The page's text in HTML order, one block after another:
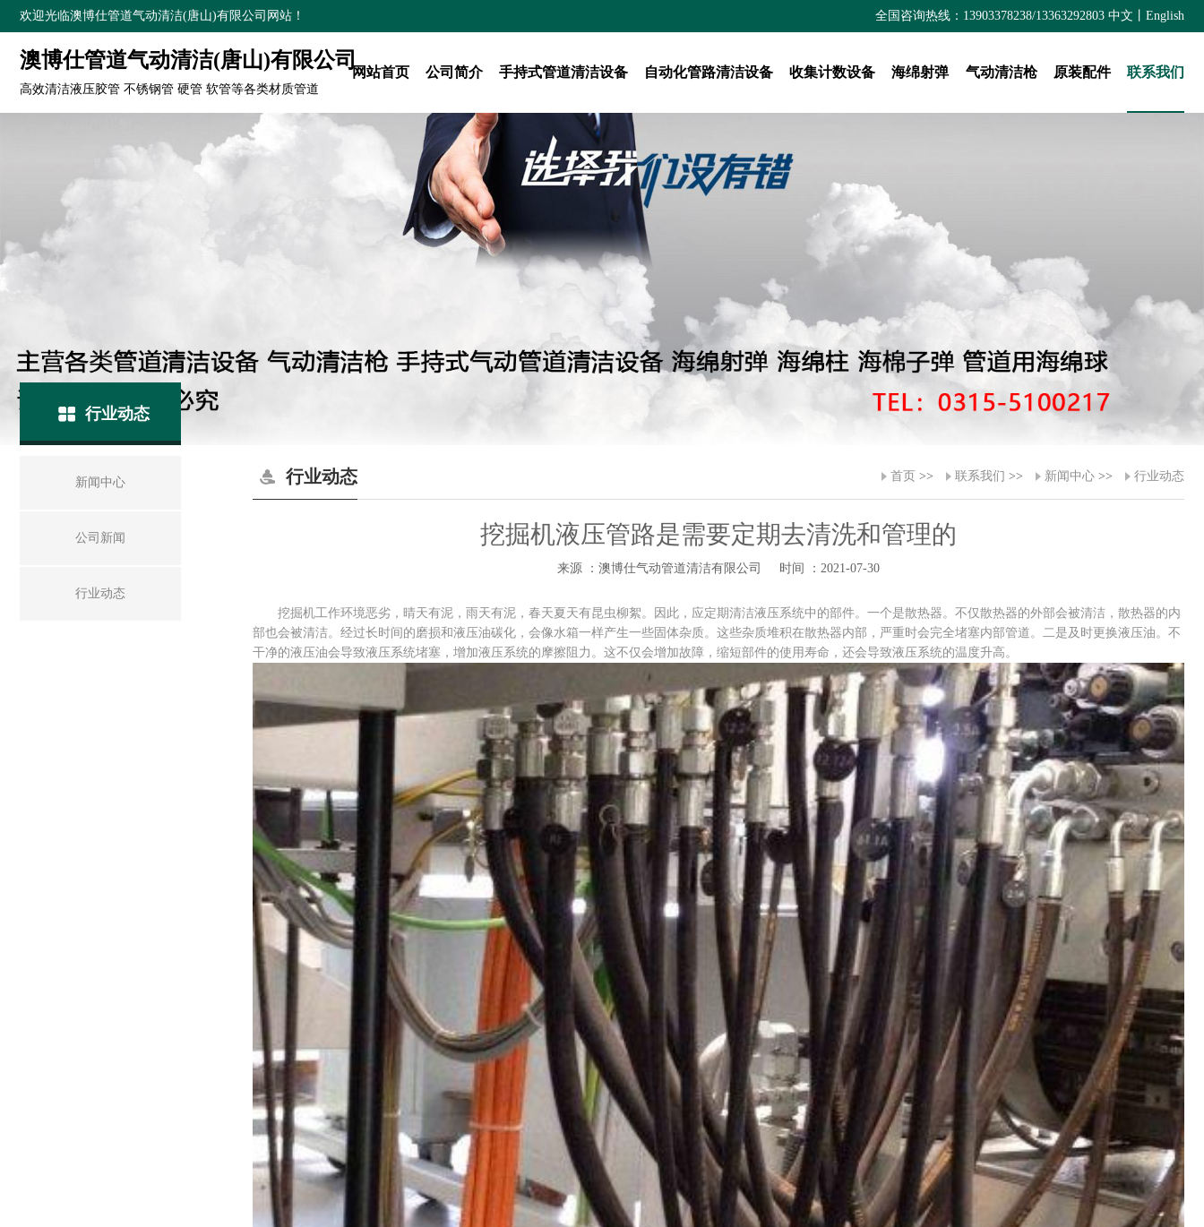
欢迎光临澳博仕管道气动清洁(唐山)有限公司网站！ 全国咨询热线：13903378238/13363292803 中文 English
澳博仕管道气动清洁(唐山)有限公司
高效清洁液压胶管 不锈钢管 硬管 软管等各类材质管道
网站首页 公司简介 手持式管道清洁设备 自动化管路清洁设备 收集计数设备 海绵射弹 气动清洁枪 原装配件 联系我们
行业动态
新闻中心
公司新闻
行业动态
行业动态 首页 >> 联系我们 >> 新闻中心 >> 行业动态
挖掘机液压管路是需要定期去清洗和管理的
来源 ：澳博仕气动管道清洁有限公司 时间 ：2021-07-30
挖掘机工作环境恶劣，晴天有泥，雨天有泥，春天夏天有昆虫柳絮。因此，应定期清洁液压系统中的部件。一个是散热器。不仅散热器的外部会被清洁，散热器的内
部也会被清洁。经过长时间的磨损和液压油碳化，会像水箱一样产生一些固体杂质。这些杂质堆积在散热器内部，严重时会完全堵塞内部管道。二是及时更换液压油。不
干净的液压油会导致液压系统堵塞，增加液压系统的摩擦阻力。这不仅会增加故障，缩短部件的使用寿命，还会导致液压系统的温度升高。